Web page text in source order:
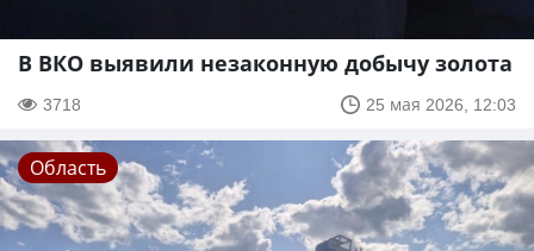
В ВКО выявили незаконную добычу золота
3718 25 мая 2026, 12:03
Область